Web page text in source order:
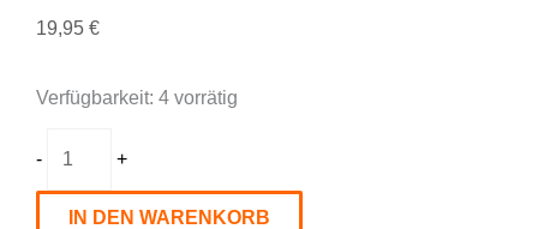
19,95 €
Verfügbarkeit: 4 vorrätig
-
DIYCON
Menge
+
IN DEN WARENKORB